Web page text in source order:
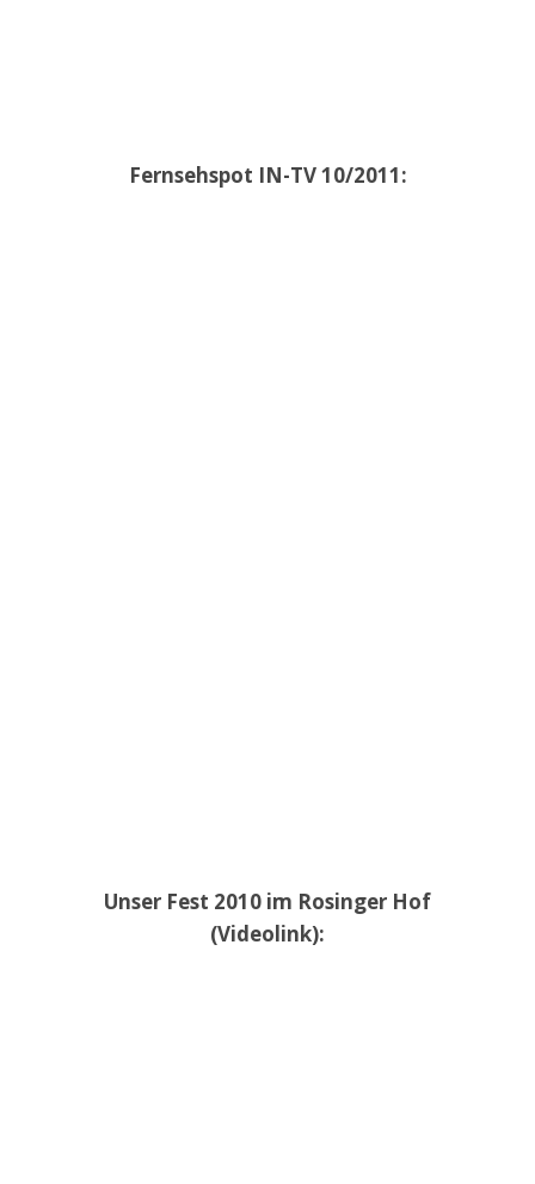
Fernsehspot IN-TV 10/2011:
Unser Fest 2010 im Rosinger Hof
(Videolink):